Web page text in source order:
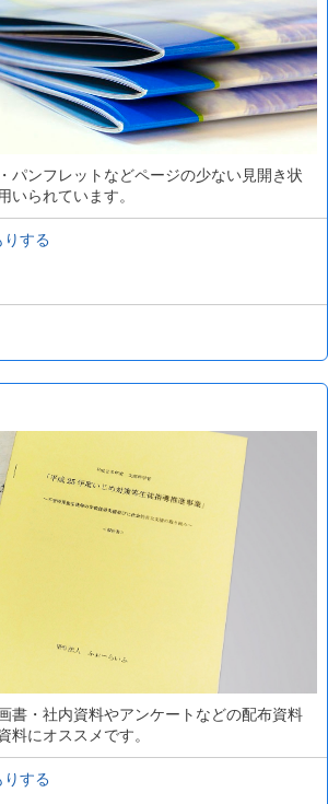
パンフレットなどページの少ない見開き状
いられています。
りする
書・社内資料やアンケートなどの配布資料
料にオススメです。
りする